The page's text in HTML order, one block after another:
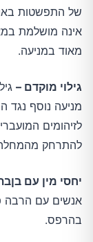
של התפשטות
אינה מושלמת
מאוד במניעה.
גילוי מוקדם –
מניעה נוסף נגד
להתרחק
יחסי מין עם
אנשים עם הרבה
בהרפס.